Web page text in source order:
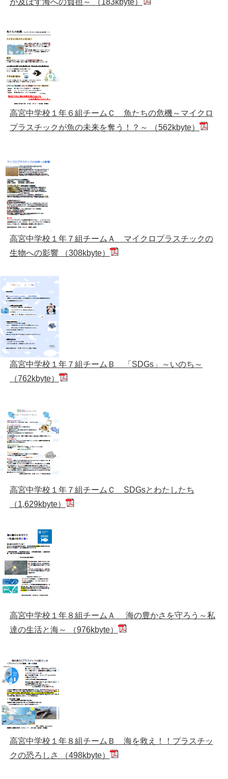
が及ぼす海への負担～ （183kbyte）
高宮中学校１年６組チームＣ 魚たちの危機～マイクロ
プラスチックが魚の未来を奪う！？～ （562kbyte）
高宮中学校１年７組チームＡ マイクロプラスチックの
生物への影響 （308kbyte）
高宮中学校１年７組チームＢ 「SDGs」～いのち～
（762kbyte）
高宮中学校１年７組チームＣ SDGsとわたしたち
（1,629kbyte）
高宮中学校１年８組チームＡ 海の豊かさを守ろう～私
達の生活と海～ （976kbyte）
高宮中学校１年８組チームＢ 海を救え！！プラスチッ
クの恐ろしさ （498kbyte）